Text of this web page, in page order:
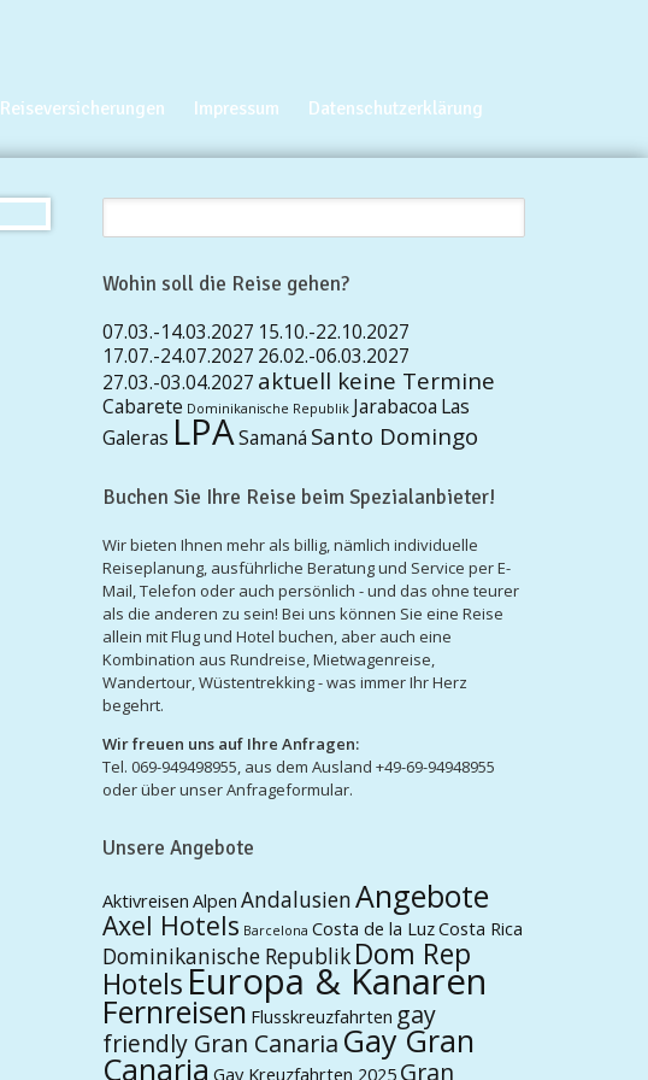
Reiseversicherungen Impressum Datenschutzerklärung
Wohin soll die Reise gehen?
07.03.-14.03.2027 15.10.-22.10.2027
17.07.-24.07.2027 26.02.-06.03.2027
27.03.-03.04.2027 aktuell keine Termine
Cabarete Dominikanische Republik Jarabacoa Las
Galeras LPASamaná Santo Domingo
Buchen Sie Ihre Reise beim Spezialanbieter!
Wir bieten Ihnen mehr als billig, nämlich individuelle
Reiseplanung, ausführliche Beratung und Service per E-
Mail, Telefon oder auch persönlich - und das ohne teurer
als die anderen zu sein! Bei uns können Sie eine Reise
allein mit Flug und Hotel buchen, aber auch eine
Kombination aus Rundreise, Mietwagenreise,
Wandertour, Wüstentrekking - was immer Ihr Herz
begehrt.
Wir freuen uns auf Ihre Anfragen:
Tel. 069-949498955, aus dem Ausland +49-69-94948955
oder über unser Anfrageformular.
Unsere Angebote
Aktivreisen Alpen AndalusienAngebote
Axel Hotels Barcelona Costa de la LuzCosta Rica
Dominikanische Republik Dom Rep
Hotels Europa & Kanaren
Fernreisen Flusskreuzfahrten gay
friendly Gran Canaria Gay Gran
Canaria Gay Kreuzfahrten 2025 Gran